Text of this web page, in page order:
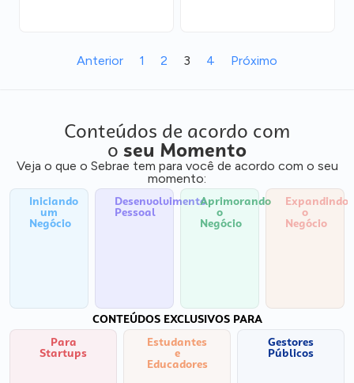
Anterior 1 2 3 4 Próximo
Conteúdos de acordo com
o seu Momento
Veja o que o Sebrae tem para você de acordo com o seu
momento:
Iniciando
um
Negócio
Desenvolvimento
Pessoal
Aprimorando
o
Negócio
Expandindo
o
Negócio
CONTEÚDOS EXCLUSIVOS PARA
Para
Startups
Estudantes
e
Educadores
Gestores
Públicos